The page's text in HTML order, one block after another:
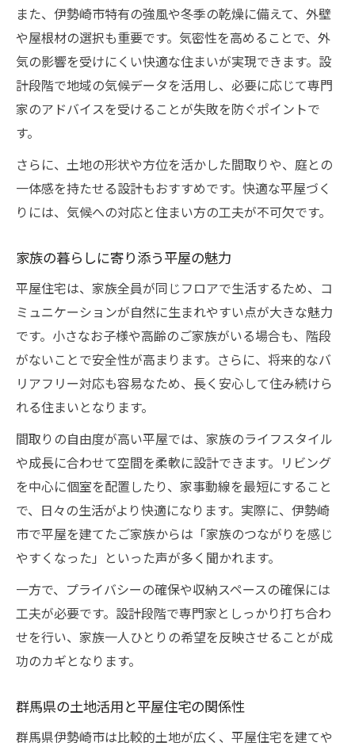
平屋住宅で省エネを実現する設計工夫
家族の健康守る高断熱平屋のポイント
注文住宅で叶う快適な断熱性能の平屋
平屋デザインと断熱性のバランス術
また、伊勢崎市特有の強風や冬季の乾燥に備えて、外壁
や屋根材の選択も重要です。気密性を高めることで、外
気の影響を受けにくい快適な住まいが実現できます。設
計段階で地域の気候データを活用し、必要に応じて専門
家のアドバイスを受けることが失敗を防ぐポイントで
す。
さらに、土地の形状や方位を活かした間取りや、庭との
一体感を持たせる設計もおすすめです。快適な平屋づく
りには、気候への対応と住まい方の工夫が不可欠です。
家族の暮らしに寄り添う平屋の魅力
平屋住宅は、家族全員が同じフロアで生活するため、コ
ミュニケーションが自然に生まれやすい点が大きな魅力
です。小さなお子様や高齢のご家族がいる場合も、階段
がないことで安全性が高まります。さらに、将来的なバ
リアフリー対応も容易なため、長く安心して住み続けら
れる住まいとなります。
間取りの自由度が高い平屋では、家族のライフスタイル
や成長に合わせて空間を柔軟に設計できます。リビング
を中心に個室を配置したり、家事動線を最短にすること
で、日々の生活がより快適になります。実際に、伊勢崎
市で平屋を建てたご家族からは「家族のつながりを感じ
やすくなった」といった声が多く聞かれます。
一方で、プライバシーの確保や収納スペースの確保には
工夫が必要です。設計段階で専門家としっかり打ち合わ
せを行い、家族一人ひとりの希望を反映させることが成
功のカギとなります。
群馬県の土地活用と平屋住宅の関係性
群馬県伊勢崎市は比較的土地が広く、平屋住宅を建てや